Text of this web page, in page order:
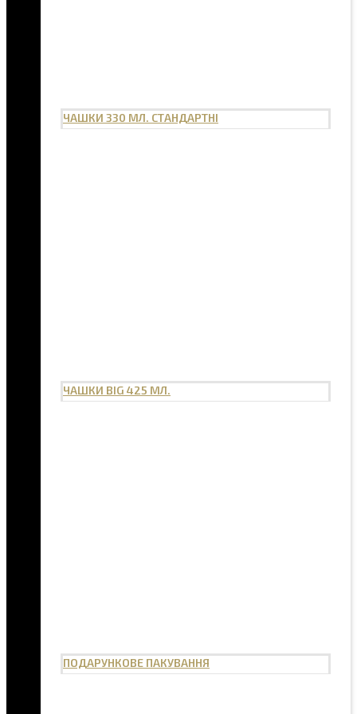
ЧАШКИ 330 МЛ. СТАНДАРТНІ
ЧАШКИ BIG 425 МЛ.
ПОДАРУНКОВЕ ПАКУВАННЯ